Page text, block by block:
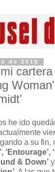
de 2015
he ido
a su fin,
‘Entourage’,
& Down’